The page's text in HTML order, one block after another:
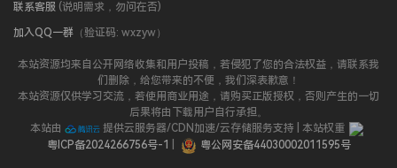
联系客服 (说明需求，勿问在否)
加入QQ一群 （验证码: wxzyw）
本站资源均来自公开网络收集和用户投稿，若侵犯了您的合法权益，请联系我
们删除，给您带来的不便，我们深表歉意！
本站资源仅供学习交流，若使用商业用途，请购买正版授权，否则产生的一切
后果将由下载用户自行承担。
本站由
提供云服务器/CDN加速/云存储服务支持 | 本站权重
粤ICP备2024266756号-1
粤公网安备44030002011595号